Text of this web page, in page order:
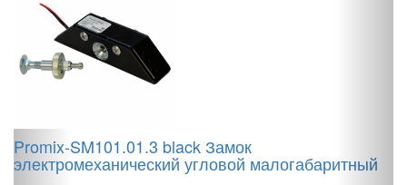
Promix-SM101.01.3 black Замок
электромеханический угловой малогабаритный